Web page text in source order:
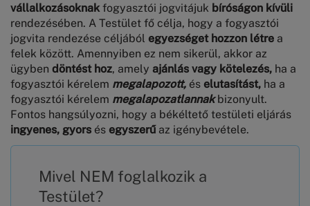
vállalkozásoknakfogyasztói jogvitájuk bíróságon kívüli
rendezésében. A Testület fő célja, hogy a fogyasztói
jogvita rendezése céljából egyezséget hozzon létre a
felek között. Amennyiben ez nem sikerül, akkor az
ügyben döntést hoz, amely ajánlás vagy kötelezés, ha a
fogyasztói kérelem megalapozott, és elutasítást, ha a
fogyasztói kérelem megalapozatlannakbizonyult.
Fontos hangsúlyozni, hogy a békéltető testületi eljárás
ingyenes, gyors és egyszerűaz igénybevétele.
Mivel NEM foglalkozik a
Testület?